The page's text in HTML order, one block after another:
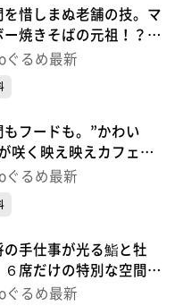
を惜しまぬ老舗の技。マ
ー焼きそばの元祖！？
国菜館まんみ」（泉区泉
ぐるめ最新
もフードも。”かわい
咲く映え映えカフェ
日も花が綺麗ですね」
め】
ぐるめ最新
の手仕事が光る鮨と牡
６席だけの特別な空間
臺 牡蠣女将」（青葉区
ぐるめ最新